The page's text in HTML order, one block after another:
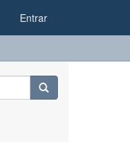
Entrar